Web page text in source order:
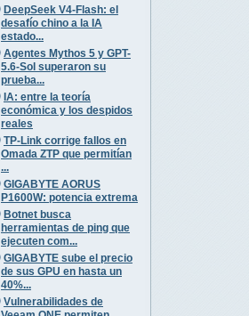
DeepSeek V4-Flash: el
desafío chino a la IA
estado...
Agentes Mythos 5 y GPT-
5.6-Sol superaron su
prueba...
IA: entre la teoría
económica y los despidos
reales
TP-Link corrige fallos en
Omada ZTP que permitían
...
GIGABYTE AORUS
P1600W: potencia extrema
Botnet busca
herramientas de ping que
ejecuten com...
GIGABYTE sube el precio
de sus GPU en hasta un
40%...
Vulnerabilidades de